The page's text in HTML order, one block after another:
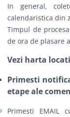
In general,
calendaristica din
Timpul de
de ora de plasare
Vezi harta
Primesti
etape ale
Primesti EMAIL